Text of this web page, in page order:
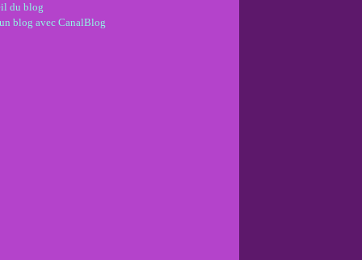
du blog
blog avec CanalBlog